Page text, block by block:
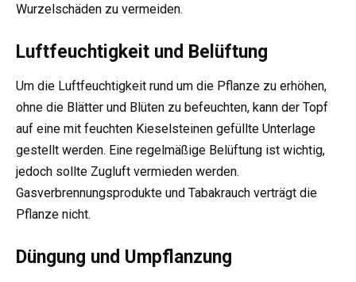
Wurzelschäden zu vermeiden.
Luftfeuchtigkeit und Belüftung
Um die Luftfeuchtigkeit rund um die Pflanze zu erhöhen,
ohne die Blätter und Blüten zu befeuchten, kann der Topf
auf eine mit feuchten Kieselsteinen gefüllte Unterlage
gestellt werden. Eine regelmäßige Belüftung ist wichtig,
jedoch sollte Zugluft vermieden werden.
Gasverbrennungsprodukte und Tabakrauch verträgt die
Pflanze nicht.
Düngung und Umpflanzung